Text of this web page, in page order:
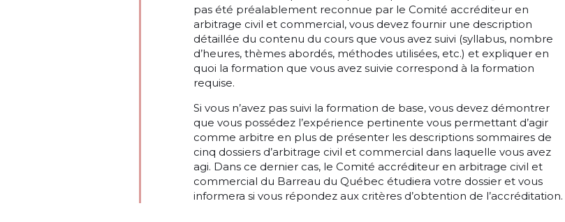
pas été préalablement reconnue par le Comité accréditeur en
arbitrage civil et commercial, vous devez fournir une description
détaillée du contenu du cours que vous avez suivi (syllabus, nombre
d’heures, thèmes abordés, méthodes utilisées, etc.) et expliquer en
quoi la formation que vous avez suivie correspond à la formation
requise.
Si vous n’avez pas suivi la formation de base, vous devez démontrer
que vous possédez l’expérience pertinente vous permettant d’agir
comme arbitre en plus de présenter les descriptions sommaires de
cinq dossiers d’arbitrage civil et commercial dans laquelle vous avez
agi. Dans ce dernier cas, le Comité accréditeur en arbitrage civil et
commercial du Barreau du Québec étudiera votre dossier et vous
informera si vous répondez aux critères d’obtention de l’accréditation.